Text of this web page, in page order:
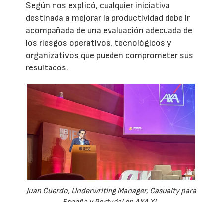
Según nos explicó, cualquier iniciativa
destinada a mejorar la productividad debe ir
acompañada de una evaluación adecuada de
los riesgos operativos, tecnológicos y
organizativos que pueden comprometer sus
resultados.
Juan Cuerdo, Underwriting Manager, Casualty para